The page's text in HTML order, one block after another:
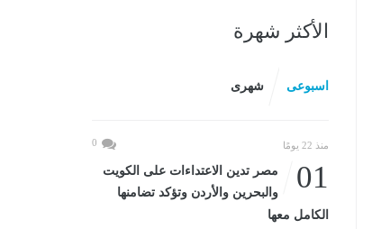
الأكثر شهرة
اسبوعى شهرى
منذ 22 يومًا 0
01
مصر تدين الاعتداءات على الكويت
والبحرين والأردن وتؤكد تضامنها
الكامل معها